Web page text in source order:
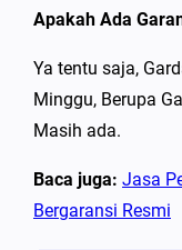
Apakah Ada
Ya tentu saja,
Minggu, Berupa
Masih ada.
Baca juga: Jasa
Bergaransi Resmi